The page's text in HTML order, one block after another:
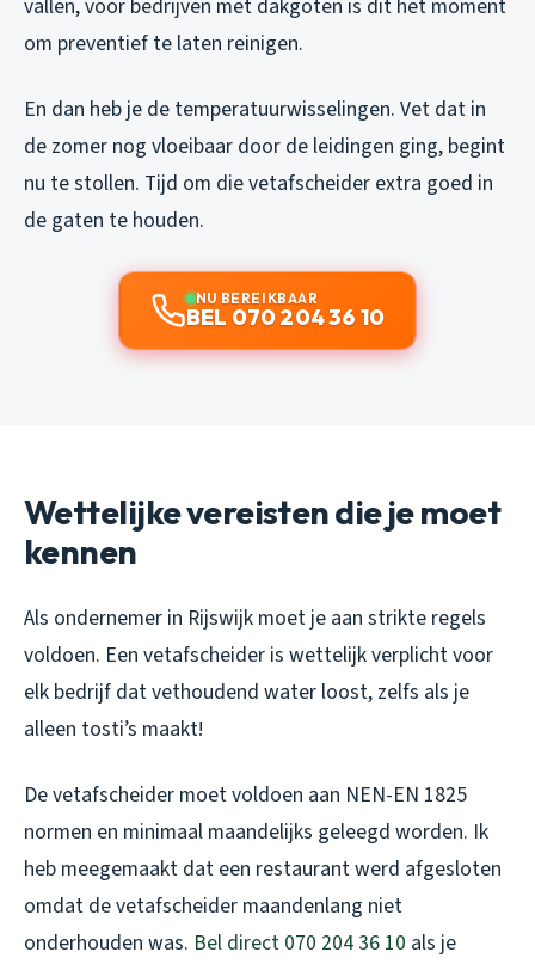
vallen, voor bedrijven met dakgoten is dit het moment
om preventief te laten reinigen.
En dan heb je de temperatuurwisselingen. Vet dat in
de zomer nog vloeibaar door de leidingen ging, begint
nu te stollen. Tijd om die vetafscheider extra goed in
de gaten te houden.
NU BEREIKBAAR
BEL 070 204 36 10
Wettelijke vereisten die je moet
kennen
Als ondernemer in Rijswijk moet je aan strikte regels
voldoen. Een vetafscheider is wettelijk verplicht voor
elk bedrijf dat vethoudend water loost, zelfs als je
alleen tosti’s maakt!
De vetafscheider moet voldoen aan NEN-EN 1825
normen en minimaal maandelijks geleegd worden. Ik
heb meegemaakt dat een restaurant werd afgesloten
omdat de vetafscheider maandenlang niet
onderhouden was. Bel direct 070 204 36 10 als je